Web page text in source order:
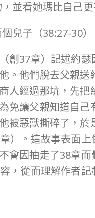
並看她瑪比自己更
兒子（38:27-30）
創37章）記述約
。他們脫去父親
人經過那坑，先
免讓父親知道自
被惡獸撕碎了，
）。這故事表面
會因抽走了38章
，從而理解作者